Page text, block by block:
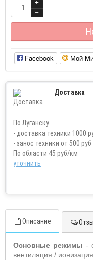
Facebook Мой
Доставка
По Луганску
- доставка техники 1000
- занос техники от 500 руб
По области 45 руб/км
уточнить
Описание
Основные режимы -
вентиляция /